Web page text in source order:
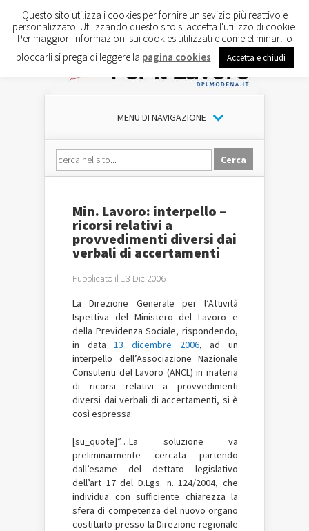
MENU DI NAVIGAZIONE
Min. Lavoro: interpello –
ricorsi relativi a
provvedimenti diversi dai
verbali di accertamenti
Pubblicato il 13 Dic 2006
La Direzione Generale per l’Attività
Ispettiva del Ministero del Lavoro e
della Previdenza Sociale, rispondendo,
in data13 dicembre 2006, ad un
interpello dell’Associazione Nazionale
Consulenti del Lavoro (ANCL) in materia
di ricorsi relativi a provvedimenti
diversi dai verbali di accertamenti, si è
così espressa:
[su_quote]”…La soluzione va
preliminarmente cercata partendo
dall’esame del dettato legislativo
dell’art 17 del D.Lgs. n. 124/2004, che
individua con sufficiente chiarezza la
sfera di competenza del nuovo organo
costituito presso la Direzione regionale
Questo sito utilizza i cookies per fornire un sevizio più reattivo e
personalizzato. Utilizzando questo sito si accetta l'utilizzo di cookie.
Per maggiori informazioni sui cookies utilizzati e come eliminarli o
bloccarli si prega di leggere la pagina cookies Accetta e chiudi